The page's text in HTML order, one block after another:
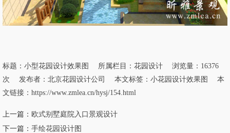
标题： 小型花园设计效果图 所属栏目： 花园设计 浏览量：16376
次 发布者：北京花园设计公司 本文标签： 小花园设计效果图
本
文链接： https://www.zmlea.cn/hysj/154.html
上一篇： 欧式别墅庭院入口景观设计
下一篇： 手绘花园设计图